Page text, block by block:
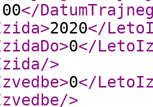
</
>2020</
>0</
/>
>0</
/>